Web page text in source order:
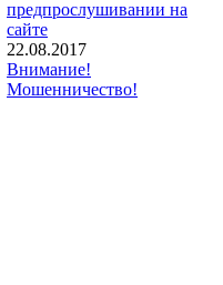
предпрослушивании на
сайте
22.08.2017
Внимание!
Мошенничество!